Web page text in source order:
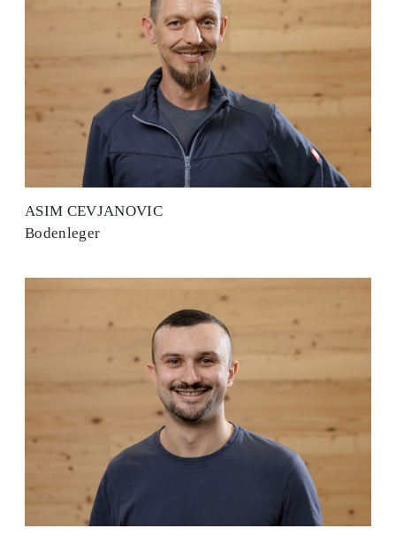
ASIM CEVJANOVIC
Bodenleger